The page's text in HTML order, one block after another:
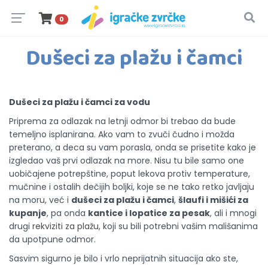
0
Dušeci za plažu i čamci
Dušeci za plažu i čamci za vodu
Priprema za odlazak na letnji odmor bi trebao da bude
temeljno isplanirana. Ako vam to zvuči čudno i možda
preterano, a deca su vam porasla, onda se prisetite kako je
izgledao vaš prvi odlazak na more. Nisu tu bile samo one
uobičajene potrepštine, poput lekova protiv temperature,
mučnine i ostalih dečijih boljki, koje se ne tako retko javljaju
na moru, već i dušeci za plažu i čamci, šlaufi i mišići za
kupanje, pa onda kantice i lopatice za pesak, ali i mnogi
drugi rekviziti za plažu, koji su bili potrebni vašim mališanima
da upotpune odmor.
Sasvim sigurno je bilo i vrlo neprijatnih situacija ako ste,